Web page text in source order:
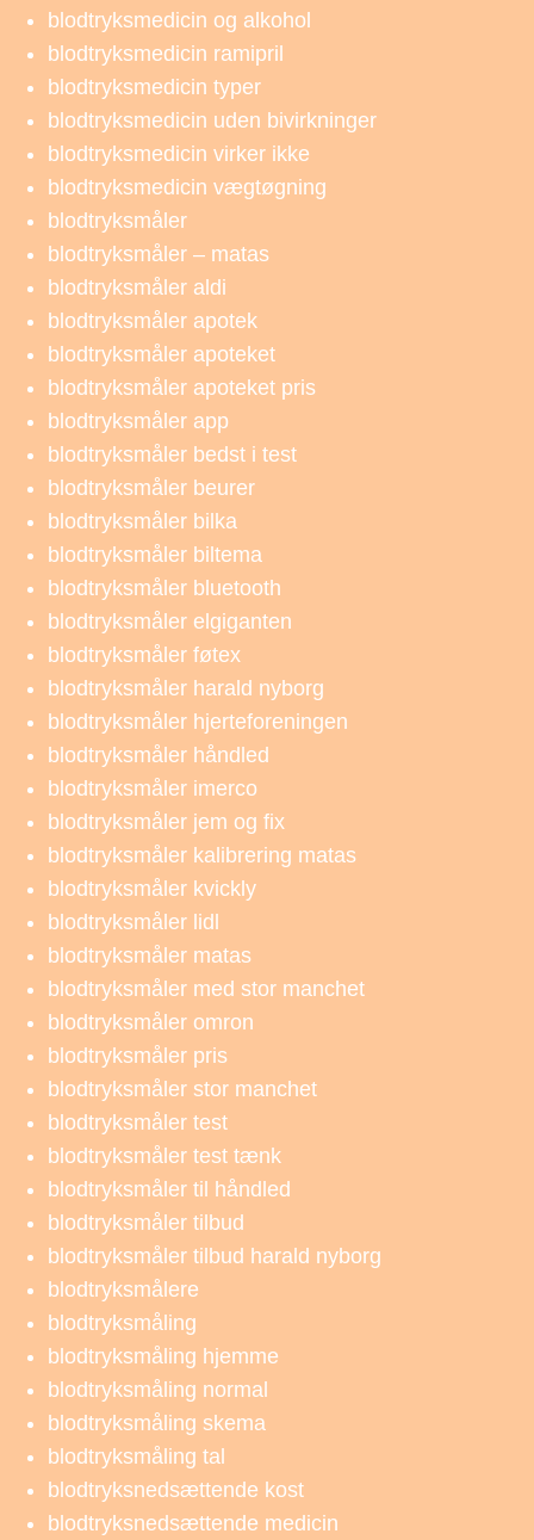
blodtryksmedicin og alkohol
blodtryksmedicin ramipril
blodtryksmedicin typer
blodtryksmedicin uden bivirkninger
blodtryksmedicin virker ikke
blodtryksmedicin vægtøgning
blodtryksmåler
blodtryksmåler – matas
blodtryksmåler aldi
blodtryksmåler apotek
blodtryksmåler apoteket
blodtryksmåler apoteket pris
blodtryksmåler app
blodtryksmåler bedst i test
blodtryksmåler beurer
blodtryksmåler bilka
blodtryksmåler biltema
blodtryksmåler bluetooth
blodtryksmåler elgiganten
blodtryksmåler føtex
blodtryksmåler harald nyborg
blodtryksmåler hjerteforeningen
blodtryksmåler håndled
blodtryksmåler imerco
blodtryksmåler jem og fix
blodtryksmåler kalibrering matas
blodtryksmåler kvickly
blodtryksmåler lidl
blodtryksmåler matas
blodtryksmåler med stor manchet
blodtryksmåler omron
blodtryksmåler pris
blodtryksmåler stor manchet
blodtryksmåler test
blodtryksmåler test tænk
blodtryksmåler til håndled
blodtryksmåler tilbud
blodtryksmåler tilbud harald nyborg
blodtryksmålere
blodtryksmåling
blodtryksmåling hjemme
blodtryksmåling normal
blodtryksmåling skema
blodtryksmåling tal
blodtryksnedsættende kost
blodtryksnedsættende medicin